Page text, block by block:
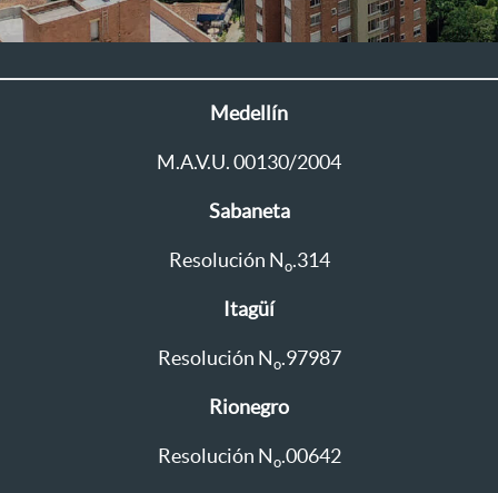
Medellín
M.A.V.U. 00130/2004
Sabaneta
Resolución N o.314
Itagüí
Resolución N o.97987
Rionegro
Resolución N o.00642